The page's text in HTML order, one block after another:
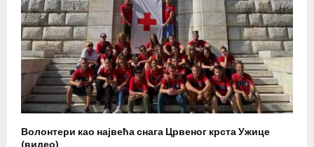
Волонтери као највећа снага Црвеног крста Ужице